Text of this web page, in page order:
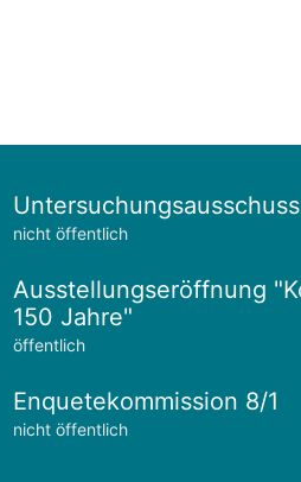
nicht öffentlich
Ausstellungseröffnung
150 Jahre"
öffentlich
Enquetekommission 8/1
nicht öffentlich